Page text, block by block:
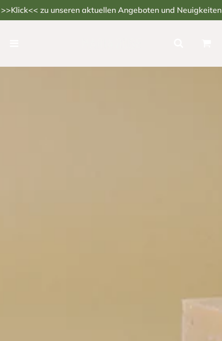
>>Klick<< zu unseren aktuellen Angeboten und Neuigkeiten